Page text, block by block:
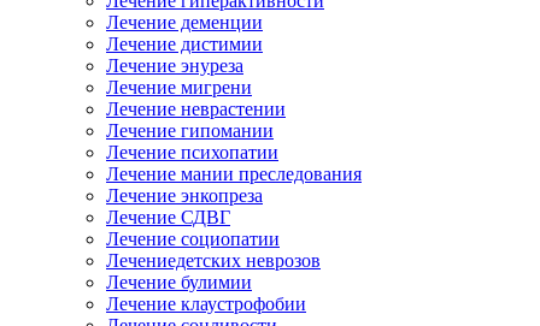
Лечение деменции
Лечение дистимии
Лечение энуреза
Лечение мигрени
Лечение неврастении
Лечение гипомании
Лечение психопатии
Лечение мании преследования
Лечение энкопреза
Лечение СДВГ
Лечение социопатии
Лечениедетских неврозов
Лечение булимии
Лечение клаустрофобии